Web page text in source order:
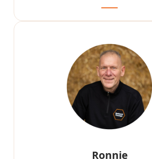
Ronnie